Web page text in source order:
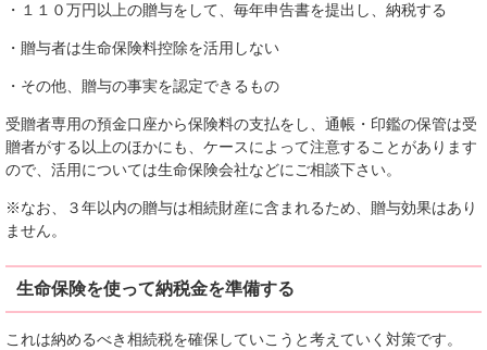
・１１０万円以上の贈与をして、毎年申告書を提出し、納税する
・贈与者は生命保険料控除を活用しない
・その他、贈与の事実を認定できるもの
受贈者専用の預金口座から保険料の支払をし、通帳・印鑑の保管は受
贈者がする以上のほかにも、ケースによって注意することがあります
ので、活用については生命保険会社などにご相談下さい。
※なお、３年以内の贈与は相続財産に含まれるため、贈与効果はあり
ません。
生命保険を使って納税金を準備する
これは納めるべき相続税を確保していこうと考えていく対策です。